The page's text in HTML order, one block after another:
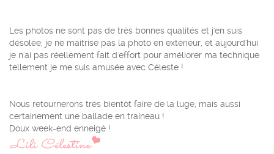
Les photos ne sont pas de très bonnes qualités et j'en suis
désolée, je ne maitrise pas la photo en extérieur, et aujourd'hui
je n'ai pas réellement fait d'effort pour améliorer ma technique
tellement je me suis amusée avec Céleste !
Nous retournerons très bientôt faire de la luge, mais aussi
certainement une ballade en traineau !
Doux week-end enneigé !